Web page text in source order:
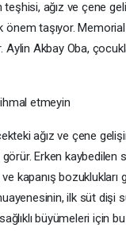
ağız ve çene
önem taşıyor.
Aylin Akbay Oba,
etmeyin
ağız ve çene
Erken kaybedilen
ve kapanış
ilk süt dişi
büyümeleri için